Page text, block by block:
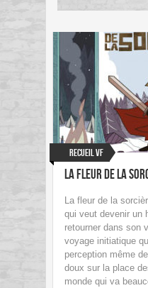
Recueil VF
La fleur de la
La fleur de la
qui veut devenir un
retourner dans son
voyage initiatique
perception même
doux sur la place
monde qui va